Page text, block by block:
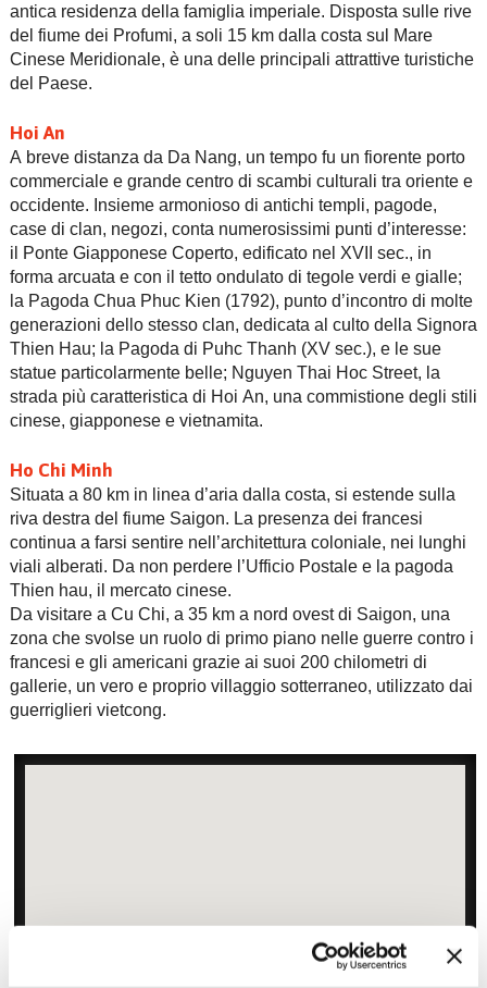
antica residenza della famiglia imperiale. Disposta sulle rive
del fiume dei Profumi, a soli 15 km dalla costa sul Mare
Cinese Meridionale, è una delle principali attrattive turistiche
del Paese.
Hoi An
A breve distanza da Da Nang, un tempo fu un fiorente porto
commerciale e grande centro di scambi culturali tra oriente e
occidente. Insieme armonioso di antichi templi, pagode,
case di clan, negozi, conta numerosissimi punti d’interesse:
il Ponte Giapponese Coperto, edificato nel XVII sec., in
forma arcuata e con il tetto ondulato di tegole verdi e gialle;
la Pagoda Chua Phuc Kien (1792), punto d’incontro di molte
generazioni dello stesso clan, dedicata al culto della Signora
Thien Hau; la Pagoda di Puhc Thanh (XV sec.), e le sue
statue particolarmente belle; Nguyen Thai Hoc Street, la
strada più caratteristica di Hoi An, una commistione degli stili
cinese, giapponese e vietnamita.
Ho Chi Minh
Situata a 80 km in linea d’aria dalla costa, si estende sulla
riva destra del fiume Saigon. La presenza dei francesi
continua a farsi sentire nell’architettura coloniale, nei lunghi
viali alberati. Da non perdere l’Ufficio Postale e la pagoda
Thien hau, il mercato cinese.
Da visitare a Cu Chi, a 35 km a nord ovest di Saigon, una
zona che svolse un ruolo di primo piano nelle guerre contro i
francesi e gli americani grazie ai suoi 200 chilometri di
gallerie, un vero e proprio villaggio sotterraneo, utilizzato dai
guerriglieri vietcong.